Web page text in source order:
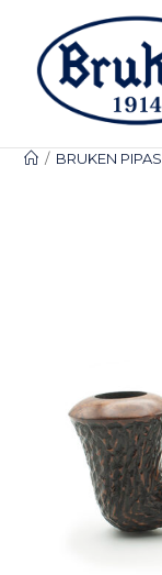
contenido
/ BRUKEN PIPAS